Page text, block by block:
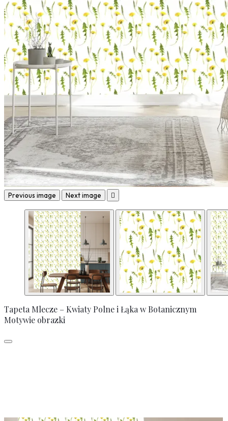
Previous image Next image 
Tapeta Mlecze – Kwiaty Polne i Łąka w Botanicznym
Motywie obrazki